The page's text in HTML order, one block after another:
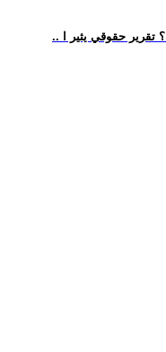
حقوقي يثير ا